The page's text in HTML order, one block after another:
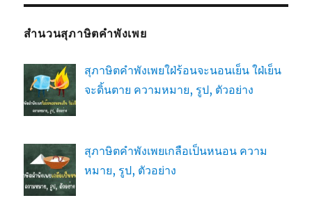
สำนวนสุภาษิตคำพังเพย
สุภาษิตคำพังเพยใฝ่ร้อนจะนอนเย็น ใฝ่เย็น
จะดิ้นตาย ความหมาย, รูป, ตัวอย่าง
สุภาษิตคำพังเพยเกลือเป็นหนอน ความ
หมาย, รูป, ตัวอย่าง